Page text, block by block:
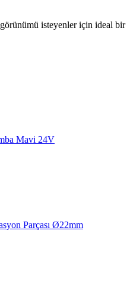
isteyenler için ideal bir
Mavi 24V
Parçası Ø22mm